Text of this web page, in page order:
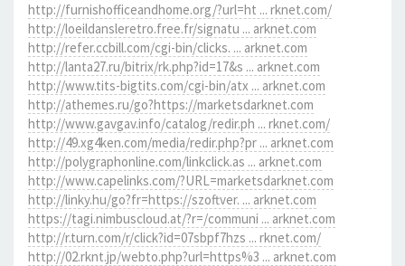
http://furnishofficeandhome.org/?url=ht ... rknet.com/
http://loeildansleretro.free.fr/signatu ... arknet.com
http://refer.ccbill.com/cgi-bin/clicks. ... arknet.com
http://lanta27.ru/bitrix/rk.php?id=17&s ... arknet.com
http://www.tits-bigtits.com/cgi-bin/atx ... arknet.com
http://athemes.ru/go?https://marketsdarknet.com
http://www.gavgav.info/catalog/redir.ph ... rknet.com/
http://49.xg4ken.com/media/redir.php?pr ... arknet.com
http://polygraphonline.com/linkclick.as ... arknet.com
http://www.capelinks.com/?URL=marketsdarknet.com
http://linky.hu/go?fr=https://szoftver. ... arknet.com
https://tagi.nimbuscloud.at/?r=/communi ... arknet.com
http://r.turn.com/r/click?id=07sbpf7hzs ... rknet.com/
http://02.rknt.jp/webto.php?url=https%3 ... arknet.com